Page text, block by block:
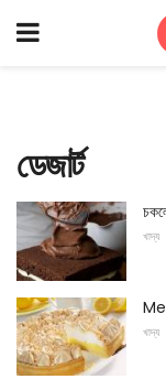
ডেজার্ট
খাদ্য
খাদ্য